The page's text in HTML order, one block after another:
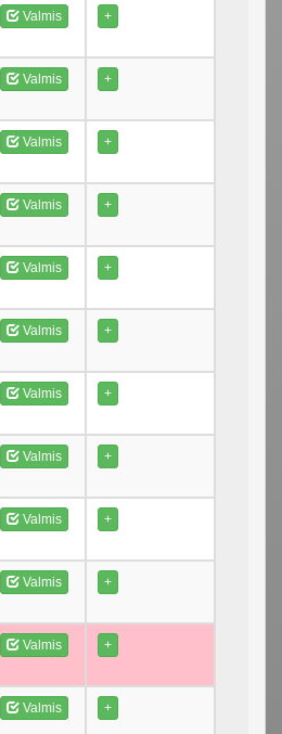
Valmis +
Valmis +
Valmis +
Valmis +
Valmis +
Valmis +
Valmis +
Valmis +
Valmis +
Valmis +
Valmis +
Valmis +